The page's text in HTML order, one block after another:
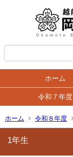
ホーム
令和７年度
ホーム 令和８年度
1年生